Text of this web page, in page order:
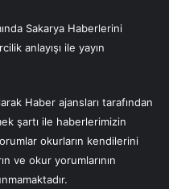
Sakarya Haberlerini
anlayışı ile yayın
Haber ajansları tarafından
şartı ile haberlerimizin
okurların kendilerini
ve okur yorumlarının